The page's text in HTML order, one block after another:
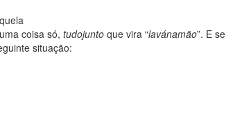
coisa só, tudojunto que vira “lavánamão”. E se
situação: